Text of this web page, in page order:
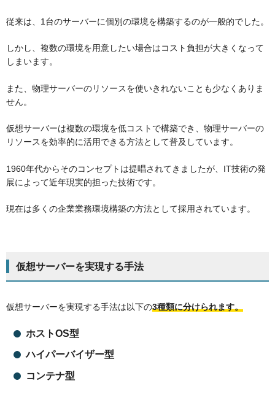
従来は、1台のサーバーに個別の環境を構築するのが一般的でした。
しかし、複数の環境を用意したい場合はコスト負担が大きくなって
しまいます。
また、物理サーバーのリソースを使いきれないことも少なくありま
せん。
仮想サーバーは複数の環境を低コストで構築でき、物理サーバーの
リソースを効率的に活用できる方法として普及しています。
1960年代からそのコンセプトは提唱されてきましたが、IT技術の発
展によって近年現実的担った技術です。
現在は多くの企業業務環境構築の方法として採用されています。
仮想サーバーを実現する手法
仮想サーバーを実現する手法は以下の3種類に分けられます。
ホストOS型
ハイパーバイザー型
コンテナ型